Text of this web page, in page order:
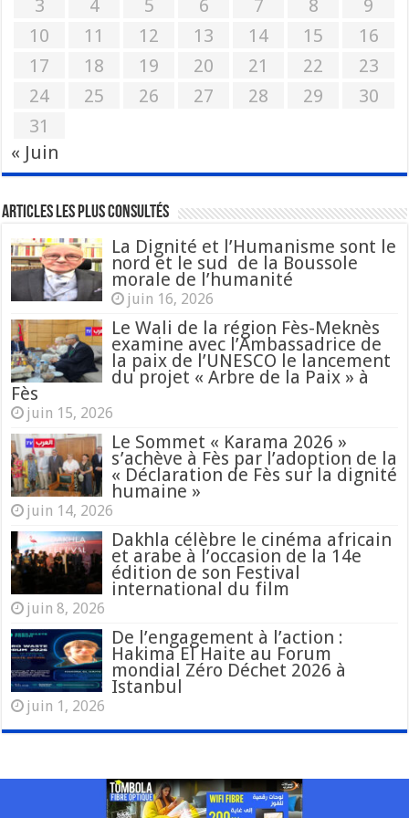
3
4 5 6 7 8
9
10
11 12 13 14 15
16
17
18 19 20 21 22
23
24
25 26 27 28 29
30
31
« Juin
Articles les plus consultés
La Dignité et l’Humanisme sont le
nord et le sud de la Boussole
morale de l’humanité
juin 16, 2026
Le Wali de la région Fès-Meknès
examine avec l’Ambassadrice de
la paix de l’UNESCO le lancement
du projet « Arbre de la Paix » à
Fès
juin 15, 2026
Le Sommet « Karama 2026 »
s’achève à Fès par l’adoption de la
« Déclaration de Fès sur la dignité
humaine »
juin 14, 2026
Dakhla célèbre le cinéma africain
et arabe à l’occasion de la 14e
édition de son Festival
international du film
juin 8, 2026
De l’engagement à l’action :
Hakima El Haite au Forum
mondial Zéro Déchet 2026 à
Istanbul
juin 1, 2026